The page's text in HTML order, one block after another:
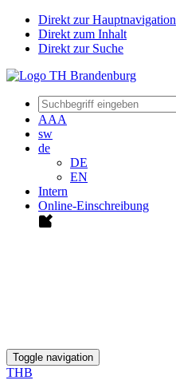
Direkt zur Hauptnavigation
Direkt zum Inhalt
Direkt zur Suche
AAA
sw
de
DE
EN
Intern
Online-Einschreibung
Toggle navigation
THB